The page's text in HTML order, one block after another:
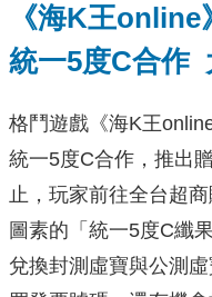
《海K王online
統一5度C合作
格鬥遊戲《海K王
統一5度C合作，推出
止，玩家前往全台超
圖素的「統一5度C纖
兌換封測虛寶與公測